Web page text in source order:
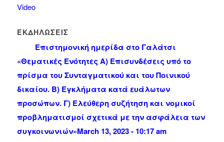
Video
ΕΚΔΗΛΩΣΕΙΣ
Επιστημονική ημερίδα στο Γαλάτσι
«Θεματικές Ενότητες Α) Επισυνδέσεις υπό το
πρίσμα του Συνταγματικού και του Ποινικού
δικαίου. Β) Εγκλήματα κατά ευάλωτων
προσώπων. Γ) Ελεύθερη συζήτηση και νομικοί
προβληματισμοί σχετικά με την ασφάλεια των
συγκοινωνιών»March 13, 2023 - 10:17 am